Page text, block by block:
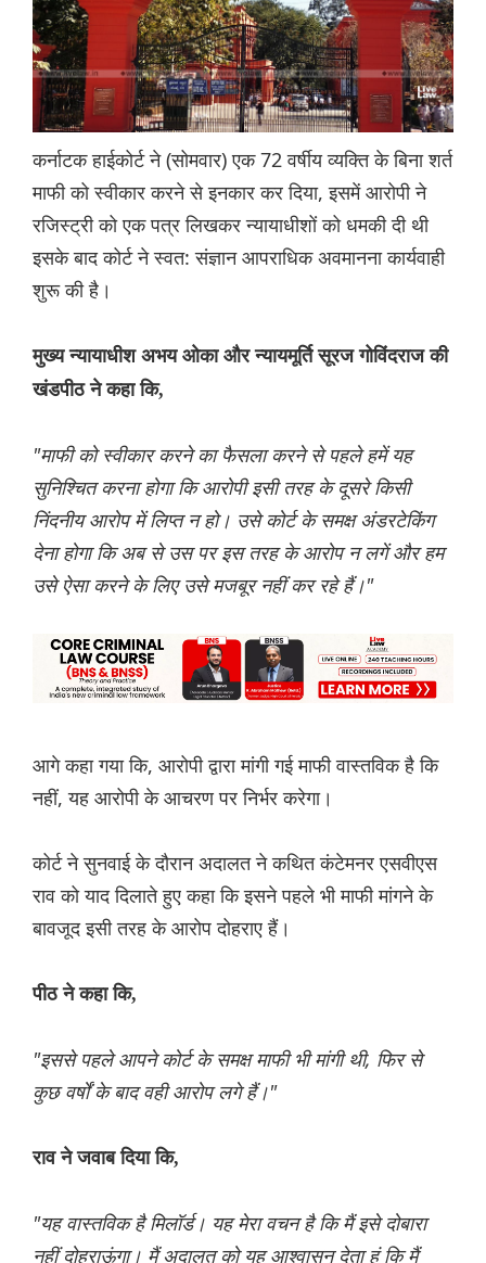
कर्नाटक हाईकोर्ट ने (सोमवार) एक 72 वर्षीय व्यक्ति के बिना शर्त
माफी को स्वीकार करने से इनकार कर दिया, इसमें आरोपी ने
रजिस्ट्री को एक पत्र लिखकर न्यायाधीशों को धमकी दी थी
इसके बाद कोर्ट ने स्वत: संज्ञान आपराधिक अवमानना कार्यवाही
शुरू की है।
मुख्य न्यायाधीश अभय ओका और न्यायमूर्ति सूरज गोविंदराज की
खंडपीठ ने कहा कि,
"माफी को स्वीकार करने का फैसला करने से पहले हमें यह
सुनिश्चित करना होगा कि आरोपी इसी तरह के दूसरे किसी
निंदनीय आरोप में लिप्त न हो। उसे कोर्ट के समक्ष अंडरटेकिंग
देना होगा कि अब से उस पर इस तरह के आरोप न लगें और हम
उसे ऐसा करने के लिए उसे मजबूर नहीं कर रहे हैं।"
आगे कहा गया कि, आरोपी द्वारा मांगी गई माफी वास्तविक है कि
नहीं, यह आरोपी के आचरण पर निर्भर करेगा।
कोर्ट ने सुनवाई के दौरान अदालत ने कथित कंटेमनर एसवीएस
राव को याद दिलाते हुए कहा कि इसने पहले भी माफी मांगने के
बावजूद इसी तरह के आरोप दोहराए हैं।
पीठ ने कहा कि,
"इससे पहले आपने कोर्ट के समक्ष माफी भी मांगी थी, फिर से
कुछ वर्षों के बाद वही आरोप लगे हैं।"
राव ने जवाब दिया कि,
"यह वास्तविक है मिलॉर्ड। यह मेरा वचन है कि मैं इसे दोबारा
नहीं दोहराऊंगा। मैं अदालत को यह आश्वासन देता हूं कि मैं